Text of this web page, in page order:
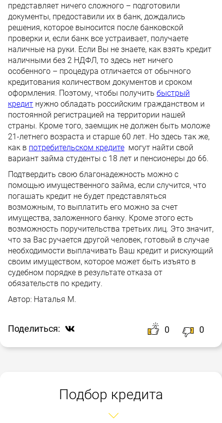
представляет ничего сложного – подготовили
документы, предоставили их в банк, дождались
решения, которое выносится после банковской
проверки и, если банк все устраивает, получаете
наличные на руки. Если Вы не знаете, как взять кредит
наличными без 2 НДФЛ, то здесь нет ничего
особенного – процедура отличается от обычного
кредитования количеством документов и сроком
оформления. Поэтому, чтобы получить быстрый
кредит нужно обладать российским гражданством и
постоянной регистрацией на территории нашей
страны. Кроме того, заемщик не должен быть моложе
21-летнего возраста и старше 60 лет. Но здесь так же,
как в потребительском кредите могут найти свой
вариант займа студенты с 18 лет и пенсионеры до 66.
Подтвердить свою благонадежность можно с
помощью имущественного займа, если случится, что
погашать кредит не будет представляться
возможным, то выплатить его можно за счет
имущества, заложенного банку. Кроме этого есть
возможность поручительства третьих лиц. Это значит,
что за Вас ручается другой человек, готовый в случае
необходимости выплачивать Ваш кредит и рискующий
своим имуществом, которое может быть изъято в
судебном порядке в результате отказа от
обязательств по кредиту.
Автор: Наталья М.
Поделиться: 0 0
Подбор кредита